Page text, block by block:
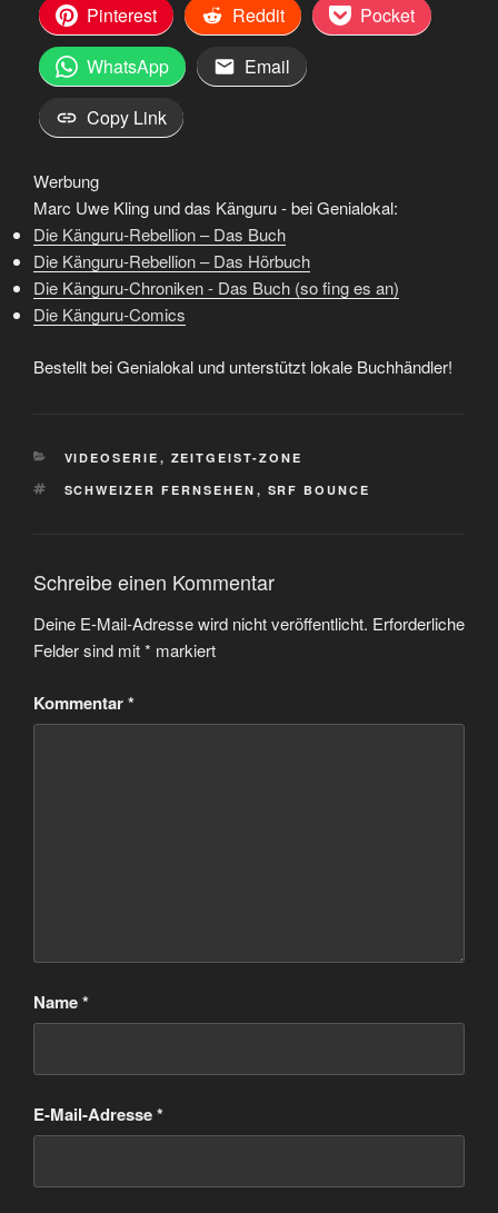
Pinterest
Reddit
Pocket
WhatsApp
Email
Copy Link
Werbung
Marc Uwe Kling und das Känguru - bei Genialokal:
Die Känguru-Rebellion – Das Buch
Die Känguru-Rebellion – Das Hörbuch
Die Känguru-Chroniken - Das Buch (so fing es an)
Die Känguru-Comics
Bestellt bei Genialokal und unterstützt lokale Buchhändler!
KATEGORIEN
VIDEOSERIE , ZEITGEIST-ZONE
SCHLAGWÖRTER
SCHWEIZER FERNSEHEN , SRF BOUNCE
Schreibe einen Kommentar
Deine E-Mail-Adresse wird nicht veröffentlicht. Erforderliche
Felder sind mit* markiert
Kommentar*
Name*
E-Mail-Adresse*